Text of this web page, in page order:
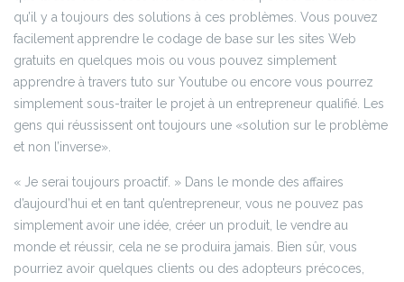
qu’il y a toujours des solutions à ces problèmes. Vous pouvez
facilement apprendre le codage de base sur les sites Web
gratuits en quelques mois ou vous pouvez simplement
apprendre à travers tuto sur Youtube ou encore vous pourrez
simplement sous-traiter le projet à un entrepreneur qualifié. Les
gens qui réussissent ont toujours une «solution sur le problème
et non l’inverse».
« Je serai toujours proactif. » Dans le monde des affaires
d’aujourd’hui et en tant qu’entrepreneur, vous ne pouvez pas
simplement avoir une idée, créer un produit, le vendre au
monde et réussir, cela ne se produira jamais. Bien sûr, vous
pourriez avoir quelques clients ou des adopteurs précoces,